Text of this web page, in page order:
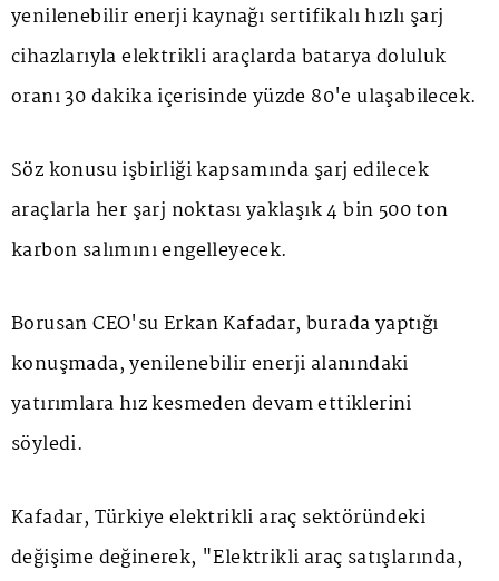
yenilenebilir enerji kaynağı sertifikalı hızlı şarj
cihazlarıyla elektrikli araçlarda batarya doluluk
oranı 30 dakika içerisinde yüzde 80'e ulaşabilecek.
Söz konusu işbirliği kapsamında şarj edilecek
araçlarla her şarj noktası yaklaşık 4 bin 500 ton
karbon salımını engelleyecek.
Borusan CEO'su Erkan Kafadar, burada yaptığı
konuşmada, yenilenebilir enerji alanındaki
yatırımlara hız kesmeden devam ettiklerini
söyledi.
Kafadar, Türkiye elektrikli araç sektöründeki
değişime değinerek, "Elektrikli araç satışlarında,